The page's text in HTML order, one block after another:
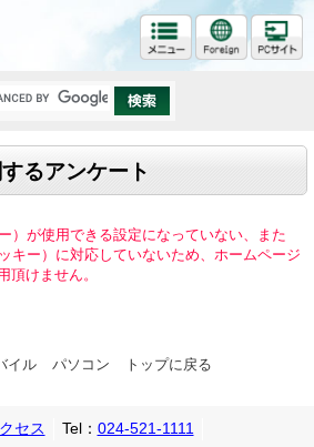
るアンケート
）が使用できる設定になっていない、また
キー）に対応していないため、ホームページ
頂けません。
イル パソコン トップに戻る
セス Tel： 024-521-1111